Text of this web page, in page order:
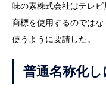
味の素株式会社はテレ
商標を使用するのでは
使うように要請した。
普通名称化